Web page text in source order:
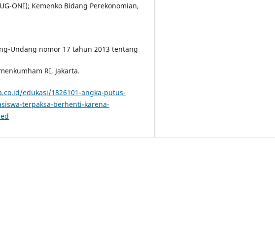
ONI); Kemenko Bidang Perekonomian,
Undang nomor 17 tahun 2013 tentang
RI, Jakarta.
edukasi/1826101-angka-putus-
terpaksa-berhenti-karena-